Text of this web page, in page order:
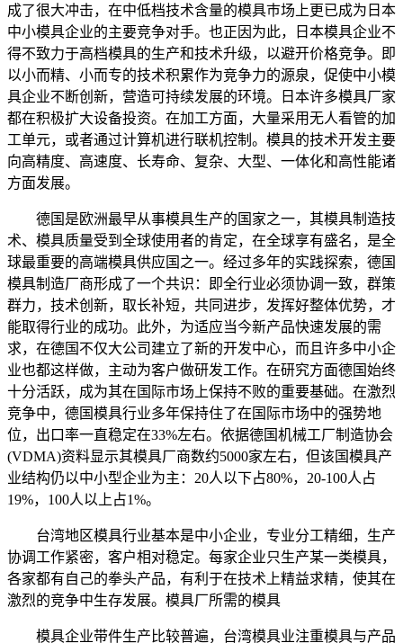
成了很大冲击，在中低档技术含量的模具巿场上更已成为日本
中小模具企业的主要竞争对手。也正因为此，日本模具企业不
得不致力于高档模具的生产和技术升级，以避开价格竞争。即
以小而精、小而专的技术积累作为竞争力的源泉，促使中小模
具企业不断创新，营造可持续发展的环境。日本许多模具厂家
都在积极扩大设备投资。在加工方面，大量采用无人看管的加
工单元，或者通过计算机进行联机控制。模具的技术开发主要
向高精度、高速度、长寿命、复杂、大型、一体化和高性能诸
方面发展。
德国是欧洲最早从事模具生产的国家之一，其模具制造技
术、模具质量受到全球使用者的肯定，在全球享有盛名，是全
球最重要的高端模具供应国之一。经过多年的实践探索，德国
模具制造厂商形成了一个共识：即全行业必须协调一致，群策
群力，技术创新，取长补短，共同进步，发挥好整体优势，才
能取得行业的成功。此外，为适应当今新产品快速发展的需
求，在德国不仅大公司建立了新的开发中心，而且许多中小企
业也都这样做，主动为客户做研发工作。在研究方面德国始终
十分活跃，成为其在国际市场上保持不败的重要基础。在激烈
竞争中，德国模具行业多年保持住了在国际市场中的强势地
位，出口率一直稳定在33%左右。依据德国机械工厂制造协会
(VDMA)资料显示其模具厂商数约5000家左右，但该国模具产
业结构仍以中小型企业为主：20人以下占80%，20-100人占
19%，100人以上占1%。
台湾地区模具行业基本是中小企业，专业分工精细，生产
协调工作紧密，客户相对稳定。每家企业只生产某一类模具，
各家都有自己的拳头产品，有利于在技术上精益求精，使其在
激烈的竞争中生存发展。模具厂所需的模具
模具企业带件生产比较普遍，台湾模具业注重模具与产品